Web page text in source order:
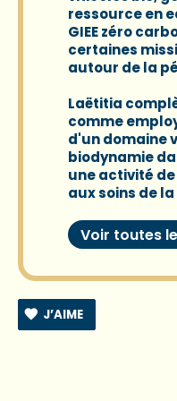
ressource en
GIEE zéro
certaines
autour de la
Laëtitia
comme
d'un domaine
biodynamie
une activité
aux soins de
Voir toutes
J’AIME